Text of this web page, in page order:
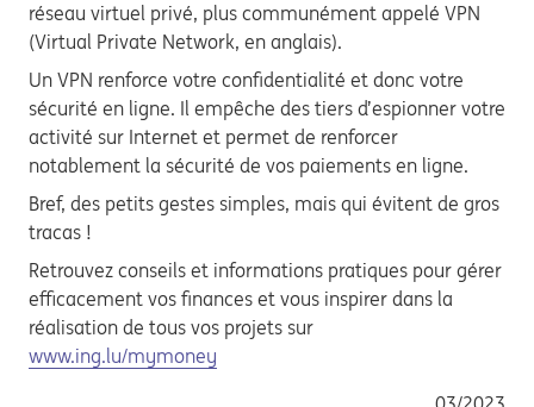
réseau virtuel privé, plus communément appelé VPN
(Virtual Private Network, en anglais).
Un VPN renforce votre confidentialité et donc votre
sécurité en ligne. Il empêche des tiers d’espionner votre
activité sur Internet et permet de renforcer
notablement la sécurité de vos paiements en ligne.
Bref, des petits gestes simples, mais qui évitent de gros
tracas !
Retrouvez conseils et informations pratiques pour gérer
efficacement vos finances et vous inspirer dans la
réalisation de tous vos projets sur
www.ing.lu/mymoney